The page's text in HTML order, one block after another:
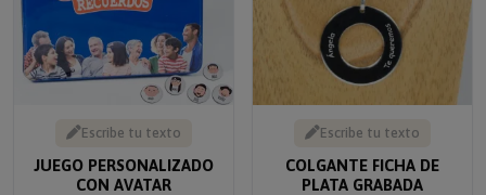
Escribe tu texto
JUEGO PERSONALIZADO
CON AVATAR
Escribe tu texto
COLGANTE FICHA DE
PLATA GRABADA